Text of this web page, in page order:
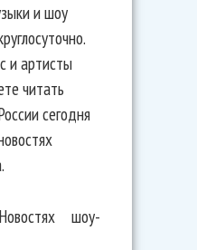
и шоу
и артисты
читать
сегодня
шоу-